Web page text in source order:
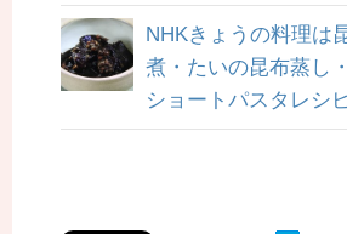
NHKきょうの料理は
煮・たいの昆布蒸し
ショートパスタレシ